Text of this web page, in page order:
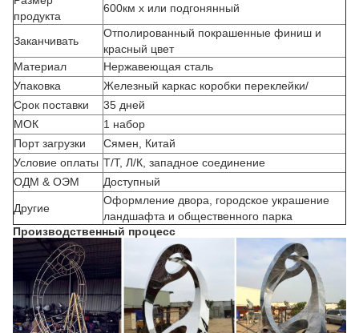
продукта
600км х или подгонянный
Заканчивать
Отполированный покрашенные финиш и
красный цвет
Материал
Нержавеющая сталь
Упаковка
Железный каркас коробки переклейки/
Срок поставки
35 дней
МОК
1 набор
Порт загрузки
Сямен, Китай
Условие оплаты Т/Т, Л/К, западное соединение
ОДМ & ОЭМ
Доступный
Другие
Оформление двора, городское украшение
ландшафта и общественного парка
Производственный процесс